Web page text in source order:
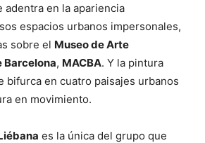
adentra en la apariencia
espacios urbanos impersonales,
sobre el Museo de Arte
Barcelona, MACBA. Y la pintura
bifurca en cuatro paisajes urbanos
en movimiento.
es la única del grupo que